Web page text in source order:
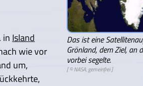
Das ist eine
Grönland, dem Ziel, an
vorbei segelte.
[ © NASA, gemeinfrei ]
in Island
wie vor
um,